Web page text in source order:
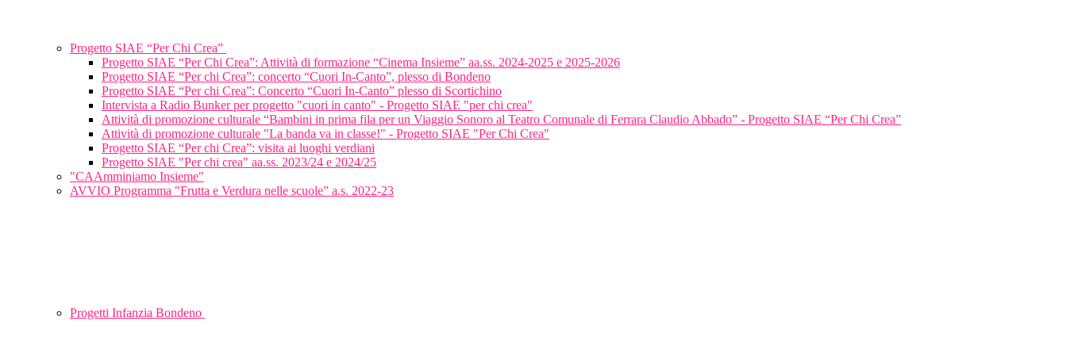
Progetto SIAE “Per Chi Crea”
Progetto SIAE “Per Chi Crea”: Attività di formazione “Cinema Insieme” aa.ss. 2024-2025 e 2025-2026
Progetto SIAE “Per chi Crea”: concerto “Cuori In-Canto”, plesso di Bondeno
Progetto SIAE “Per chi Crea”: Concerto “Cuori In-Canto” plesso di Scortichino
Intervista a Radio Bunker per progetto "cuori in canto" - Progetto SIAE "per chi crea"
Attività di promozione culturale “Bambini in prima fila per un Viaggio Sonoro al Teatro Comunale di Ferrara Claudio Abbado” - Progetto SIAE “Per Chi Crea”
Attività di promozione culturale "La banda va in classe!" - Progetto SIAE "Per Chi Crea"
Progetto SIAE “Per chi Crea”: visita ai luoghi verdiani
Progetto SIAE "Per chi crea" aa.ss. 2023/24 e 2024/25
"CAAmminiamo Insieme"
AVVIO Programma "Frutta e Verdura nelle scuole” a.s. 2022-23
Progetti Infanzia Bondeno